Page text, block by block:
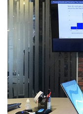
Thể thao
Bóng đá
Lịch thi đấu bóng đá
Thế giới thể thao
eSports
Hậu trường